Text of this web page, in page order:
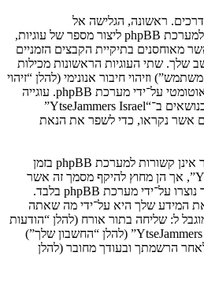
ראשונה, הגלישה אל
“YtseJammers Israel” תגרום למערכת phpBB ליצור מספר של עוגיות,
מאוחסנים בתיקיית הקבצים הזמניים
שלך. שתי העוגיות הראשונות מכילות
וזיהוי חיבור אנונימי (להלן “זיהוי
חיבור”), הנקבעים אצל באופן אוטומטי על־ידי מערכת phpBB. עוגייה
שלישית תיווצר לאחר שעיינת בנושאים ב־“YtseJammers Israel”
אשר נקראו, כדי לשפר את הנאת
אנו יכולים גם ליצור עוגיות אשר אינן קשורות למערכת phpBB בזמן
הגלישה ב־“YtseJammers Israel”, אך הן מחוץ להיקף מסמך זה אשר
מיועד לכסות על העמודים אשר נוצרו על־ידי מערכת phpBB בלבד.
המידע שלך היא על־ידי מה שאתה
מוגבל ל: שליחה בתור אורח (להלן “הודעות
אנונימיות”), הרשמה ל־“YtseJammers Israel” (להלן “החשבון שלך”)
הרשמתך ובעודך מחובר (להלן